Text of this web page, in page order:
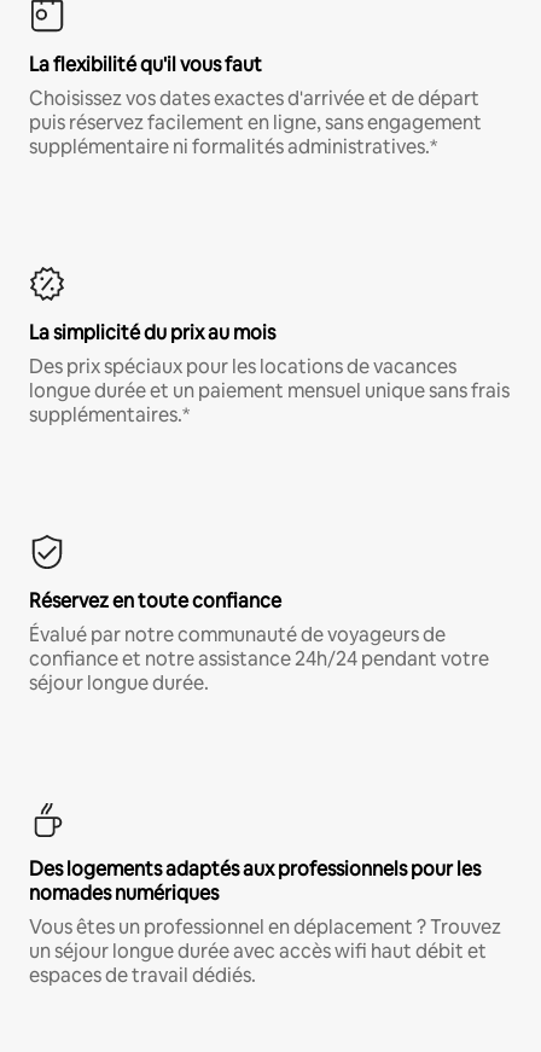
La flexibilité qu'il vous faut
Choisissez vos dates exactes d'arrivée et de départ
puis réservez facilement en ligne, sans engagement
supplémentaire ni formalités administratives.*
La simplicité du prix au mois
Des prix spéciaux pour les locations de vacances
longue durée et un paiement mensuel unique sans frais
supplémentaires.*
Réservez en toute confiance
Évalué par notre communauté de voyageurs de
confiance et notre assistance 24h/24 pendant votre
séjour longue durée.
Des logements adaptés aux professionnels pour les
nomades numériques
Vous êtes un professionnel en déplacement ? Trouvez
un séjour longue durée avec accès wifi haut débit et
espaces de travail dédiés.